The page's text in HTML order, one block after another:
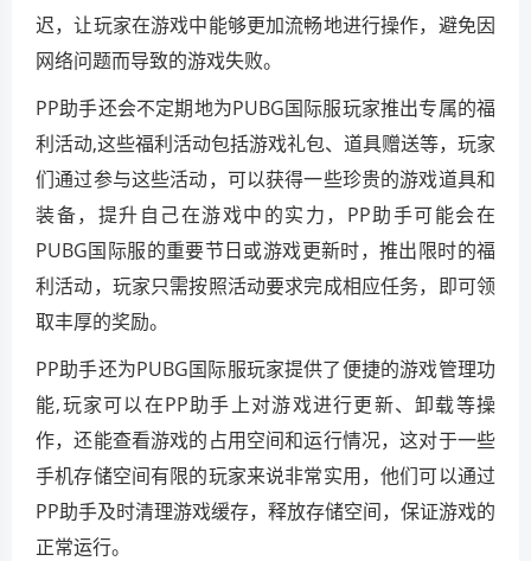
迟，让玩家在游戏中能够更加流畅地进行操作，避免因
网络问题而导致的游戏失败。
PP助手还会不定期地为PUBG国际服玩家推出专属的福
利活动,这些福利活动包括游戏礼包、道具赠送等，玩家
们通过参与这些活动，可以获得一些珍贵的游戏道具和
装备，提升自己在游戏中的实力，PP助手可能会在
PUBG国际服的重要节日或游戏更新时，推出限时的福
利活动，玩家只需按照活动要求完成相应任务，即可领
取丰厚的奖励。
PP助手还为PUBG国际服玩家提供了便捷的游戏管理功
能,玩家可以在PP助手上对游戏进行更新、卸载等操
作，还能查看游戏的占用空间和运行情况，这对于一些
手机存储空间有限的玩家来说非常实用，他们可以通过
PP助手及时清理游戏缓存，释放存储空间，保证游戏的
正常运行。